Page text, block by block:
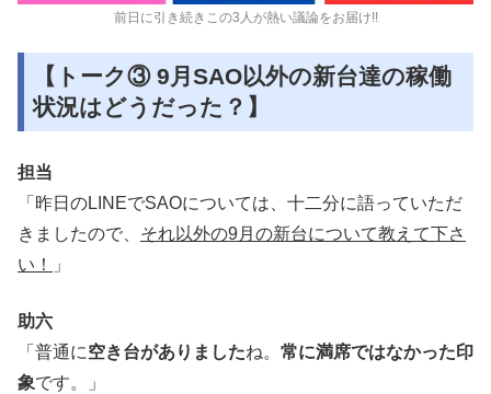
前日に引き続きこの3人が熱い議論をお届け!!
【トーク③ 9月SAO以外の新台達の稼働
状況はどうだった？】
担当
「昨日のLINEでSAOについては、十二分に語っていただ
きましたので、 それ以外の9月の新台について教えて下さ
い！
」
助六
「普通に空き台がありましたね。 常に満席ではなかった印
象です。」